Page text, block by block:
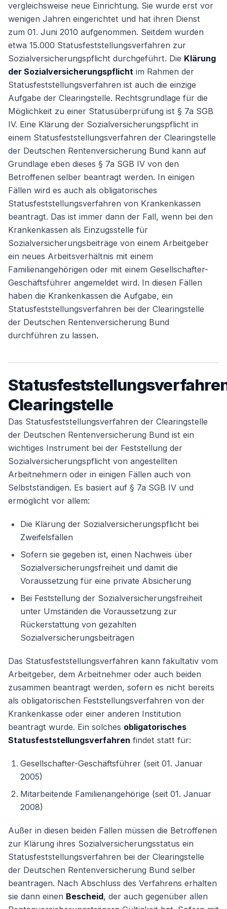
vergleichsweise neue Einrichtung. Sie wurde erst vor
wenigen Jahren eingerichtet und hat ihren Dienst
zum 01. Juni 2010 aufgenommen. Seitdem wurden
etwa 15.000 Statusfeststellungsverfahren zur
Sozialversicherungspflicht durchgeführt. Die Klärung
der Sozialversicherungspflicht im Rahmen der
Statusfeststellungsverfahren ist auch die einzige
Aufgabe der Clearingstelle. Rechtsgrundlage für die
Möglichkeit zu einer Statusüberprüfung ist § 7a SGB
IV. Eine Klärung der Sozialversicherungspflicht in
einem Statusfeststellungsverfahren der Clearingstelle
der Deutschen Rentenversicherung Bund kann auf
Grundlage eben dieses § 7a SGB IV von den
Betroffenen selber beantragt werden. In einigen
Fällen wird es auch als obligatorisches
Statusfeststellungsverfahren von Krankenkassen
beantragt. Das ist immer dann der Fall, wenn bei den
Krankenkassen als Einzugsstelle für
Sozialversicherungsbeiträge von einem Arbeitgeber
ein neues Arbeitsverhältnis mit einem
Familienangehörigen oder mit einem Gesellschafter-
Geschäftsführer angemeldet wird. In diesen Fällen
haben die Krankenkassen die Aufgabe, ein
Statusfeststellungsverfahren bei der Clearingstelle
der Deutschen Rentenversicherung Bund
durchführen zu lassen.
Clearingstelle
Das Statusfeststellungsverfahren der Clearingstelle
der Deutschen Rentenversicherung Bund ist ein
wichtiges Instrument bei der Feststellung der
Sozialversicherungspflicht von angestellten
Arbeitnehmern oder in einigen Fällen auch von
Selbstständigen. Es basiert auf § 7a SGB IV und
ermöglicht vor allem:
Die Klärung der Sozialversicherungspflicht bei
Zweifelsfällen
Sofern sie gegeben ist, einen Nachweis über
Sozialversicherungsfreiheit und damit die
Voraussetzung für eine private Absicherung
Bei Feststellung der Sozialversicherungsfreiheit
unter Umständen die Voraussetzung zur
Rückerstattung von gezahlten
Sozialversicherungsbeiträgen
Das Statusfeststellungsverfahren kann fakultativ vom
Arbeitgeber, dem Arbeitnehmer oder auch beiden
zusammen beantragt werden, sofern es nicht bereits
als obligatorischen Feststellungsverfahren von der
Krankenkasse oder einer anderen Institution
beantragt wurde. Ein solches obligatorisches
Statusfeststellungsverfahren findet statt für:
Gesellschafter-Geschäftsführer (seit 01. Januar
2005)
Mitarbeitende Familienangehörige (seit 01. Januar
2008)
Außer in diesen beiden Fällen müssen die Betroffenen
zur Klärung ihres Sozialversicherungsstatus ein
Statusfeststellungsverfahren bei der Clearingstelle
der Deutschen Rentenversicherung Bund selber
beantragen. Nach Abschluss des Verfahrens erhalten
sie dann einen Bescheid, der auch gegenüber allen